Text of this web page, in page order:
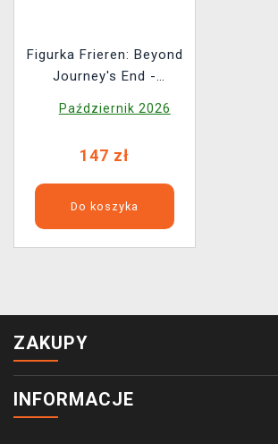
Figurka Frieren: Beyond
Journey's End -
Październik 2026
147 zł
Do koszyka
ZAKUPY
INFORMACJE